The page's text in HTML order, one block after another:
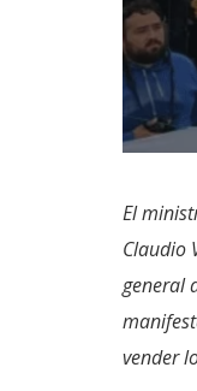
El
Claudio
general
vender